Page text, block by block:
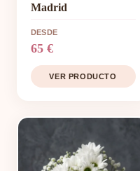
Madrid
DESDE
65 €
VER PRODUCTO